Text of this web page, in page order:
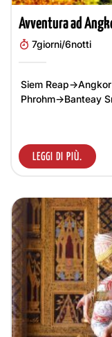
Avventura ad
7giorni/6notti
Siem
Phrohm→Banteay
LEGGI DI PIÙ.